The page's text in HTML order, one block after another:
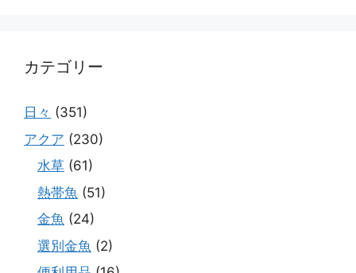
カテゴリー
日々 (351)
アクア (230)
水草 (61)
熱帯魚 (51)
金魚 (24)
選別金魚 (2)